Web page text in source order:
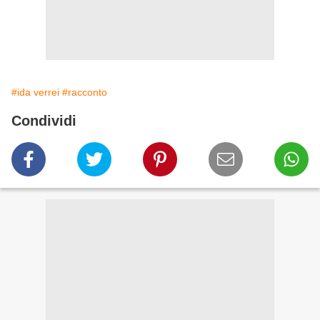
#ida verrei #racconto
Condividi